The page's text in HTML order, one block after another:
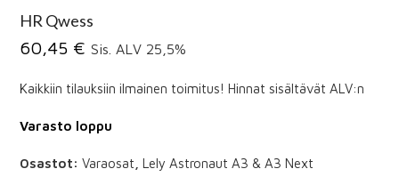
HR Qwess
60,45 € Sis. ALV 25,5%
Kaikkiin tilauksiin ilmainen toimitus! Hinnat sisältävät ALV:n
Varasto loppu
Osastot:Varaosat ,Lely Astronaut A3 & A3 Next